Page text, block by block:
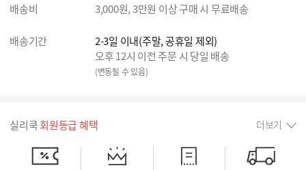
배송비 3,000원, 3만원 이상 구매 시 무료배송
배송기간
2-3일 이내(주말, 공휴일 제외)
오후 12시 이전 주문 시 당일 배송
(변동될 수 있음)
실리쿡회원등급 혜택 더보기